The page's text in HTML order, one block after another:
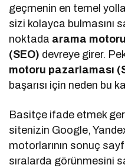
geçmenin en temel
sizi kolayca bulmasını
noktada arama
(SEO) devreye girer.
motoru pazarlaması
başarısı için neden bu
Basitçe ifade etmek
sitenizin Google,
motorlarının sonuç
sıralarda görünmesini